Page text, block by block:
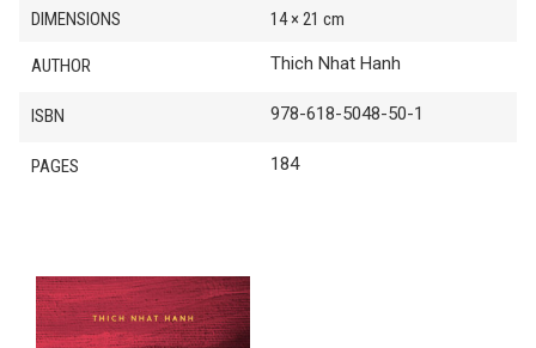
quantity
DIMENSIONS 14 × 21 cm
AUTHOR Thich Nhat Hanh
ISBN 978-618-5048-50-1
PAGES 184